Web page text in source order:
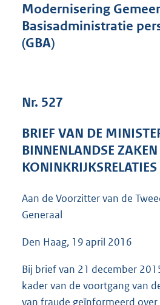
Modernisering
Basisadministratie
(GBA)
Nr. 527
BRIEF VAN DE
BINNENLANDSE ZAKEN
KONINKRIJKSRELATIES
Aan de Voorzitter van de
Generaal
Den Haag, 19 april 2016
Bij brief van 21 december
kader van de voortgang van
van fraude geïnformeerd